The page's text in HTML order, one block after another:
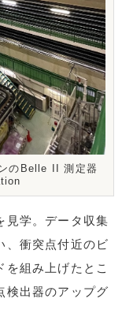
のBelle II 測定器
見学。データ収集
、衝突点付近のビ
組み上げたとこ
検出器のアップグ